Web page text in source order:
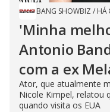
BANG SHOWBIZ / HÁ
'Minha
Antonio
com a ex
Ator, que atualmente
Nicole Kimpel, relatou
quando visita os EUA